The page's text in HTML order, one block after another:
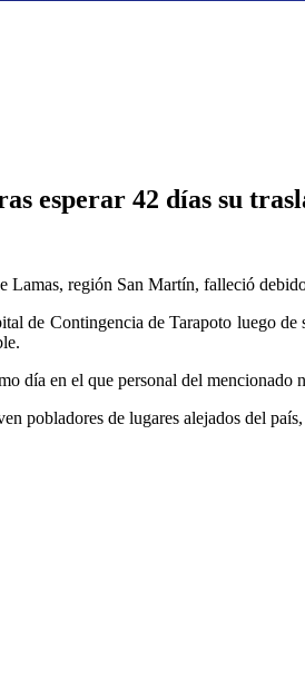
esperar 42 días su
región San Martín, falleció
de Contingencia de Tarapoto luego
día en el que personal del
pobladores de lugares alejados del